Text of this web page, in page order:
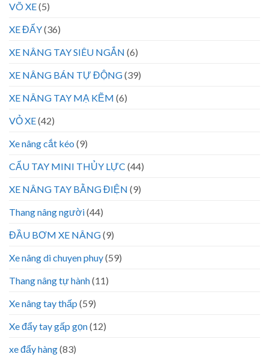
VÕ XE(5)
XE ĐẨY(36)
XE NÂNG TAY SIÊU NGẮN (6)
XE NÂNG BÁN TỰ ĐỘNG(39)
XE NÂNG TAY MẠ KẼM (6)
VỎ XE(42)
Xe nâng cắt kéo (9)
CẨU TAY MINI THỦY LỰC (44)
XE NÂNG TAY BẰNG ĐIỆN (9)
Thang nâng người(44)
ĐẦU BƠM XE NÂNG(9)
Xe nâng di chuyen phuy(59)
Thang nâng tự hành(11)
Xe nâng tay thấp (59)
Xe đẩy tay gấp gọn(12)
xe đẩy hàng(83)